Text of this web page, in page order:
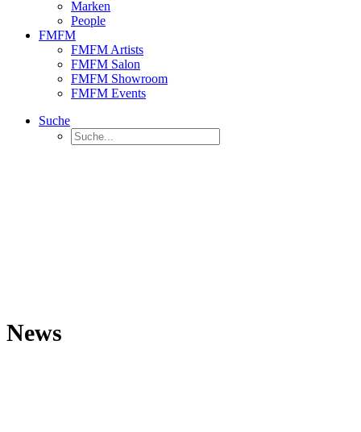
Marken
People
FMFM
FMFM Artists
FMFM Salon
FMFM Showroom
FMFM Events
Suche
News